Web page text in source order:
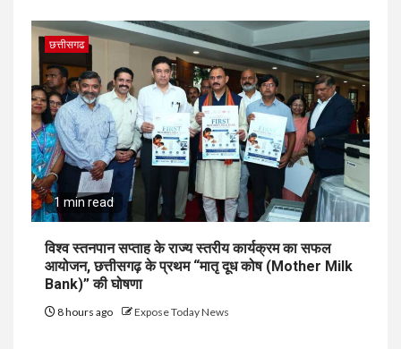
छत्तीसगढ
1 min read
विश्व स्तनपान सप्ताह के राज्य स्तरीय कार्यक्रम का सफल
आयोजन, छत्तीसगढ़ के प्रथम “मातृ दूध कोष (Mother Milk
Bank)” की घोषणा
8 hours ago Expose Today News